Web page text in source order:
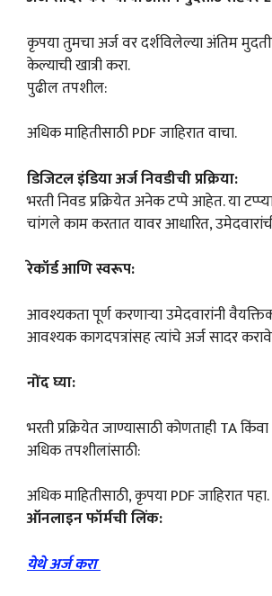
कृपया तुमचा अर्ज वर दर्शविलेल्या अंतिम
केल्याची खात्री करा.
पुढील तपशील:
अधिक माहितीसाठी PDF जाहिरात वाचा.
डिजिटल इंडिया अर्ज निवडीची प्रक्रिया:
भरती निवड प्रक्रियेत अनेक टप्पे आहेत. या
चांगले काम करतात यावर आधारित,
रेकॉर्ड आणि स्वरूप:
आवश्यकता पूर्ण करणाऱ्या उमेदवारांनी
आवश्यक कागदपत्रांसह त्यांचे अर्ज सादर
नोंद घ्या:
भरती प्रक्रियेत जाण्यासाठी कोणताही TA
अधिक तपशीलांसाठी:
अधिक माहितीसाठी, कृपया PDF जाहिरात पहा.
ऑनलाइन फॉर्मची लिंक:
येथे अर्ज करा